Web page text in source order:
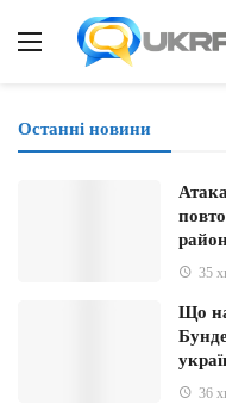
Останні новини
35
Що
36